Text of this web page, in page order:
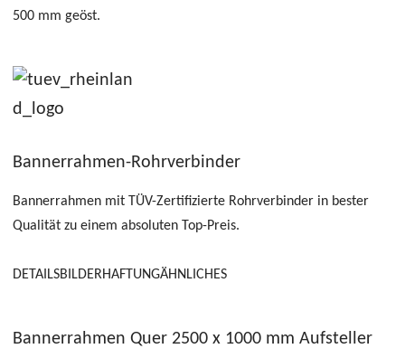
500 mm geöst.
Bannerrahmen-Rohrverbinder
Bannerrahmen mit TÜV-Zertifizierte Rohrverbinder in bester
Qualität zu einem absoluten Top-Preis.
DETAILSBILDERHAFTUNGÄHNLICHES
Bannerrahmen Quer 2500 x 1000 mm Aufsteller